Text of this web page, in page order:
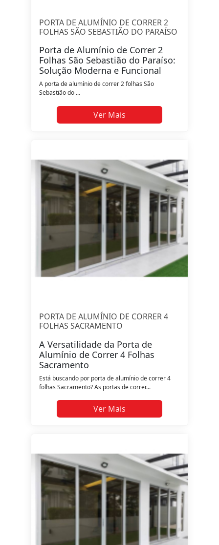
PORTA DE ALUMÍNIO DE CORRER 2
FOLHAS SÃO SEBASTIÃO DO PARAÍSO
Porta de Alumínio de Correr 2
Folhas São Sebastião do Paraíso:
Solução Moderna e Funcional
A porta de alumínio de correr 2 folhas São
Sebastião do ...
Ver Mais
PORTA DE ALUMÍNIO DE CORRER 4
FOLHAS SACRAMENTO
A Versatilidade da Porta de
Alumínio de Correr 4 Folhas
Sacramento
Está buscando por porta de alumínio de correr 4
folhas Sacramento? As portas de correr...
Ver Mais